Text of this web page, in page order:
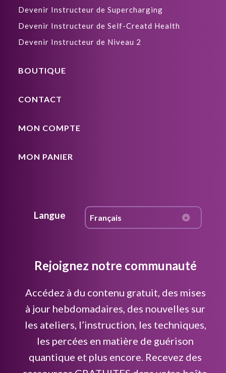
Devenir Instructeur de Supercharging
Devenir Instructeur de Self-Creatd Health
Devenir Instructeur de Niveau 2
BOUTIQUE
CONTACT
MON COMPTE
MON PANIER
Langue
Rejoignez notre communauté
Accédez à du contenu gratuit, des mises
à jour hebdomadaires, des nouvelles sur
les ateliers, l’instruction, les techniques,
les percées en matière de guérison
quantique et plus encore. Recevez des